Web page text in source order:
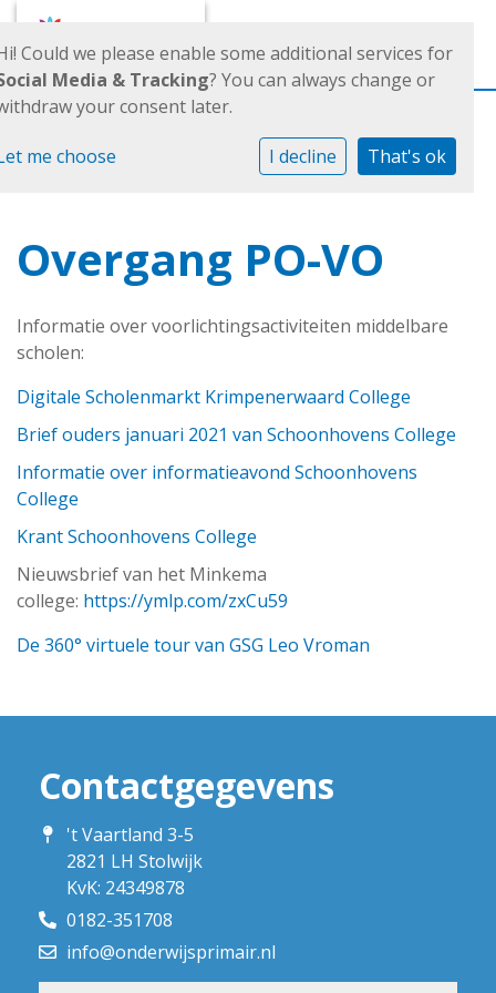
Overgang PO-VO
Informatie over voorlichtingsactiviteiten middelbare
scholen:
Digitale Scholenmarkt Krimpenerwaard College
Brief ouders januari 2021 van Schoonhovens College
Informatie over informatieavond Schoonhovens
College
Krant Schoonhovens College
Nieuwsbrief van het Minkema
college: https://ymlp.com/zxCu59
De 360° virtuele tour van GSG Leo Vroman
Contactgegevens
't Vaartland 3-5
2821 LH Stolwijk
KvK: 24349878
0182-351708
info@onderwijsprimair.nl
Could we please enable some additional services for
Media & Tracking? You can always change or
your consent later.
me choose I decline That's ok